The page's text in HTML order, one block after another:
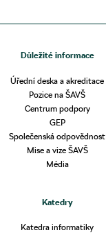
Důležité informace
Úřední deska a akreditace
Pozice na ŠAVŠ
Centrum podpory
GEP
Společenská odpovědnost
Mise a vize ŠAVŠ
Média
Katedry
Katedra informatiky